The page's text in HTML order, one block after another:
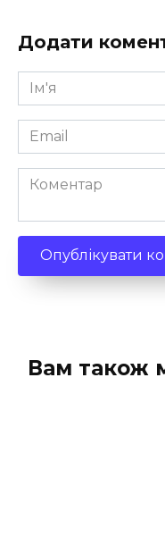
Додати
Ім'я
*
Email
*
Коментар
Вам також